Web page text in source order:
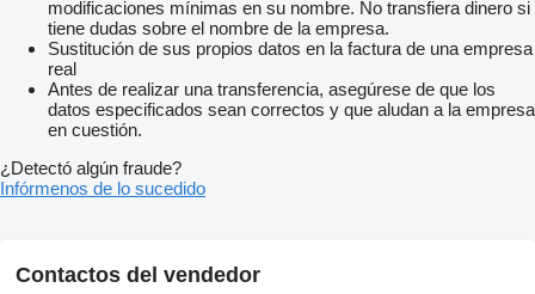
modificaciones mínimas en su nombre. No transfiera dinero si
tiene dudas sobre el nombre de la empresa.
Sustitución de sus propios datos en la factura de una empresa
real
Antes de realizar una transferencia, asegúrese de que los
datos especificados sean correctos y que aludan a la empresa
en cuestión.
¿Detectó algún fraude?
Infórmenos de lo sucedido
Contactos del vendedor